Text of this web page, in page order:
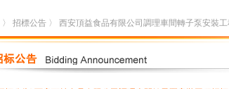
〉 招標公告 〉 西安頂益食品有限公司調理車間轉子泵安裝